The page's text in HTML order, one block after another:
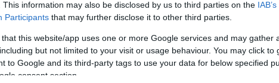
This information may also be disclosed by us to third parties on the
Participants that may further disclose it to other third parties.
that this website/app uses one or more Google services and may gather
but not limited to your visit or usage behaviour. You may click to
to Google and its third-party tags to use your data for below specified
consent section.
sem igaz.„Soha életében nem ivott
férfi szavait aHello magazine . A
4 csatornán vetített sitcomnak
édesanyjáról, például azt, hogy